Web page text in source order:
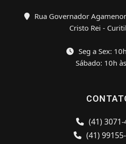
Rua Governador
Cristo Rei -
Seg a Sex:
Sábado: 10h
(41) 3071-
(41)